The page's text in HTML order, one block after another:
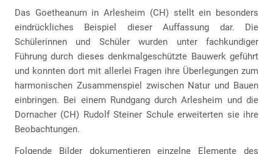
Das Goetheanum in Arlesheim (CH) stellt ein besonders
eindrückliches Beispiel dieser Auffassung dar. Die
Schülerinnen und Schüler wurden unter fachkundiger
Führung durch dieses denkmalgeschützte Bauwerk geführt
und konnten dort mit allerlei Fragen ihre Überlegungen zum
harmonischen Zusammenspiel zwischen Natur und Bauen
einbringen. Bei einem Rundgang durch Arlesheim und die
Dornacher (CH) Rudolf Steiner Schule erweiterten sie ihre
Beobachtungen.
Folgende Bilder dokumentieren einzelne Elemente des